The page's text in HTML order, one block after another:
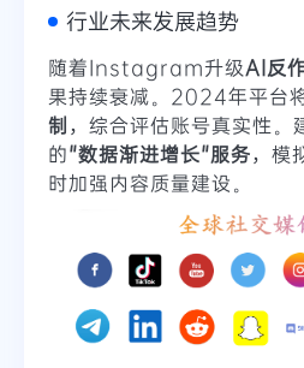
行业未来发展趋势
随着Instagram升级AI反
果持续衰减。2024年平台
制，综合评估账号真实性。
的"数据渐进增长"服务，模
时加强内容质量建设。